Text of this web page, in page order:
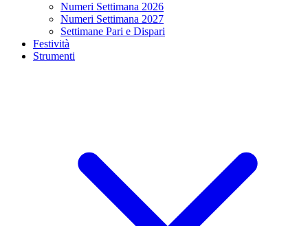
Numeri Settimana 2026
Numeri Settimana 2027
Settimane Pari e Dispari
Festività
Strumenti